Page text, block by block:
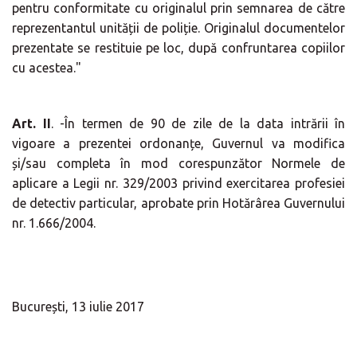
pentru conformitate cu originalul prin semnarea de către
reprezentantul unității de poliție. Originalul documentelor
prezentate se restituie pe loc, după confruntarea copiilor
cu acestea."
Art. II. -În termen de 90 de zile de la data intrării în
vigoare a prezentei ordonanțe, Guvernul va modifica
și/sau completa în mod corespunzător Normele de
aplicare a Legii nr. 329/2003 privind exercitarea profesiei
de detectiv particular, aprobate prin Hotărârea Guvernului
nr. 1.666/2004.
București, 13 iulie 2017